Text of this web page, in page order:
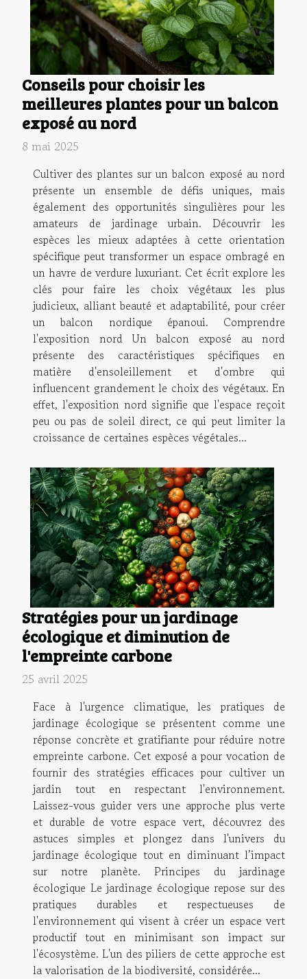
Conseils pour choisir les
meilleures plantes pour un balcon
exposé au nord
8 mai 2025
Cultiver des plantes sur un balcon exposé au nord
présente un ensemble de défis uniques, mais
également des opportunités singulières pour les
amateurs de jardinage urbain. Découvrir les
espèces les mieux adaptées à cette orientation
spécifique peut transformer un espace ombragé en
un havre de verdure luxuriant. Cet écrit explore les
clés pour faire les choix végétaux les plus
judicieux, alliant beauté et adaptabilité, pour créer
un balcon nordique épanoui. Comprendre
l'exposition nord Un balcon exposé au nord
présente des caractéristiques spécifiques en
matière d'ensoleillement et d'ombre qui
influencent grandement le choix des végétaux. En
effet, l'exposition nord signifie que l'espace reçoit
peu ou pas de soleil direct, ce qui peut limiter la
croissance de certaines espèces végétales...
Stratégies pour un jardinage
écologique et diminution de
l'empreinte carbone
25 avril 2025
Face à l'urgence climatique, les pratiques de
jardinage écologique se présentent comme une
réponse concrète et gratifiante pour réduire notre
empreinte carbone. Cet exposé a pour vocation de
fournir des stratégies efficaces pour cultiver un
jardin tout en respectant l'environnement.
Laissez-vous guider vers une approche plus verte
et durable de votre espace vert, découvrez des
astuces simples et plongez dans l'univers du
jardinage écologique tout en diminuant l’impact
sur notre planète. Principes du jardinage
écologique Le jardinage écologique repose sur des
pratiques durables et respectueuses de
l'environnement qui visent à créer un espace vert
productif tout en minimisant son impact sur
l'écosystème. L'un des piliers de cette approche est
la valorisation de la biodiversité, considérée...